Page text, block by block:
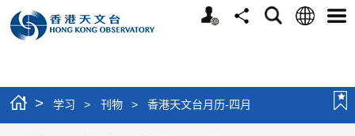
个
分
搜
语
选
> 学习 > 刊物 > 香港天文台月历-四月